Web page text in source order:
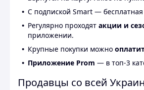
С подпиской Smart —
Регулярно проходят акции и
приложении.
Крупные покупки можно
Приложение Prom — в топ-3
Продавцы со всей